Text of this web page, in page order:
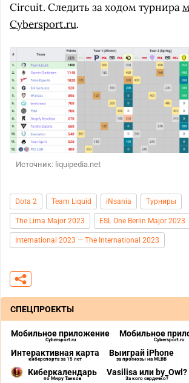
Circuit. Следить за ходом турнира
Cybersport.ru.
Источник: liquipedia.net
Dota 2 Team Liquid iNsania Турниры
The Lima Major 2023 ESL One Berlin Major 2023
International 2023 — The International 2023
СПЕЦПРОЕКТЫ
Мобильное приложение
Cybersport.ru
Мобильное
Cybersport.ru
Интерактивная карта
киберспорта за 15 лет
Выиграй iPhone
за прогнозы на MLBB
Киберкалендарь
по Миру Танков
Vasilisa или by_Owl?
За кого сердечко?